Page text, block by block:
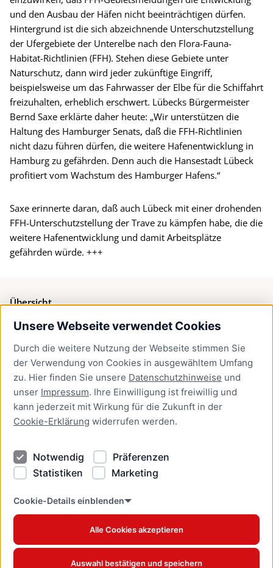
Unsere Webseite verwendet Cookies
Durch die weitere Nutzung der Webseite stimmen Sie
der Verwendung von Cookies in ausgewähltem Umfang
zu. Hier finden Sie unsere Datenschutzhinweise und
unser Impressum. Ihre Einwilligung ist freiwillig und
kann jederzeit mit Wirkung für die Zukunft in der
Cookie-Erklärung widerrufen werden.
Notwendig
Präferenzen
Statistiken
Marketing
Cookie-Details einblenden
Alle Cookies akzeptieren
Auswahl bestätigen und speichern
und den Ausbau der Häfen nicht beeinträchtigen dürfen.
Hintergrund ist die sich abzeichnende Unterschutzstellung
der Ufergebiete der Unterelbe nach den Flora-Fauna-
Habitat-Richtlinien (FFH). Stehen diese Gebiete unter
Naturschutz, dann wird jeder zukünftige Eingriff,
beispielsweise um das Fahrwasser der Elbe für die Schiffahrt
freizuhalten, erheblich erschwert. Lübecks Bürgermeister
Bernd Saxe erklärte daher heute: „Wir unterstützen die
Haltung des Hamburger Senats, daß die FFH-Richtlinien
nicht dazu führen dürfen, die weitere Hafenentwicklung in
Hamburg zu gefährden. Denn auch die Hansestadt Lübeck
profitiert vom Wachstum des Hamburger Hafens.“
Saxe erinnerte daran, daß auch Lübeck mit einer drohenden
FFH-Unterschutzstellung der Trave zu kämpfen habe, die die
weitere Hafenentwicklung und damit Arbeitsplätze
gefährden würde. +++
Übersicht
Bürgerservice
Presse
Newsletter Lübeck:kompakt
Kontakt
Kontakt
Datenschutzhinweise
Barrierefreiheit
Cookie Erklärung
www.luebeck.de